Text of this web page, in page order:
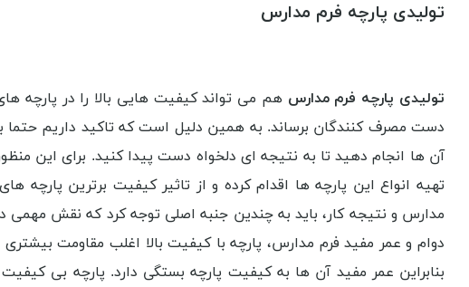
تولیدی پارچه فرم مدارس
تولیدی پارچه فرم مدارس هم می تواند کیفیت هایی بالا را در پارچه
دست مصرف کنندگان برساند. به همین دلیل است که تاکید داریم حتما
آن ها انجام دهید تا به نتیجه ای دلخواه دست پیدا کنید. برای این
تهیه انواع این پارچه ها اقدام کرده و از تاثیر کیفیت برترین
مدارس و نتیجه کار، باید به چندین جنبه اصلی توجه کرد که نقش مهمی
دوام و عمر مفید فرم مدارس، پارچه با کیفیت بالا اغلب مقاومت
بنابراین عمر مفید آن ها به کیفیت پارچه بستگی دارد. پارچه بی